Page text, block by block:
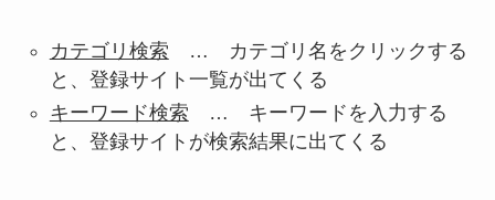
カテゴリ検索 … カテゴリ名をクリックする
と、登録サイト一覧が出てくる
キーワード検索 … キーワードを入力する
と、登録サイトが検索結果に出てくる